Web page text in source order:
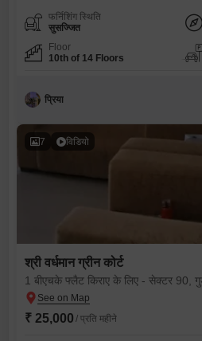
फर्निशिंग स्थिति
सुसज्जित
Floor
10th of 14 Floors
प्रिया
7 विडियो
श्री वर्धमान ग्रीन कोर्ट
1 बीएचके फ्लैट किराए के लिए - सेक्टर 90,
₹ 25,000 / प्रति महीने